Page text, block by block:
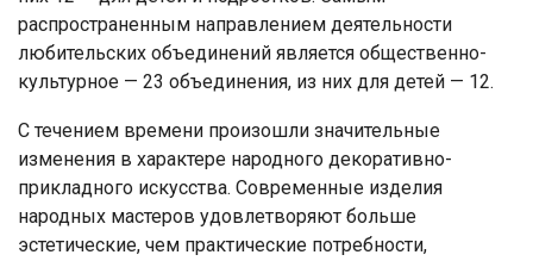
распространенным направлением деятельности
любительских объединений является общественно-
культурное — 23 объединения, из них для детей — 12.
С течением времени произошли значительные
изменения в характере народного декоративно-
прикладного искусства. Современные изделия
народных мастеров удовлетворяют больше
эстетические, чем практические потребности,